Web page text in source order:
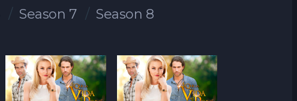
Season 7
Season 8